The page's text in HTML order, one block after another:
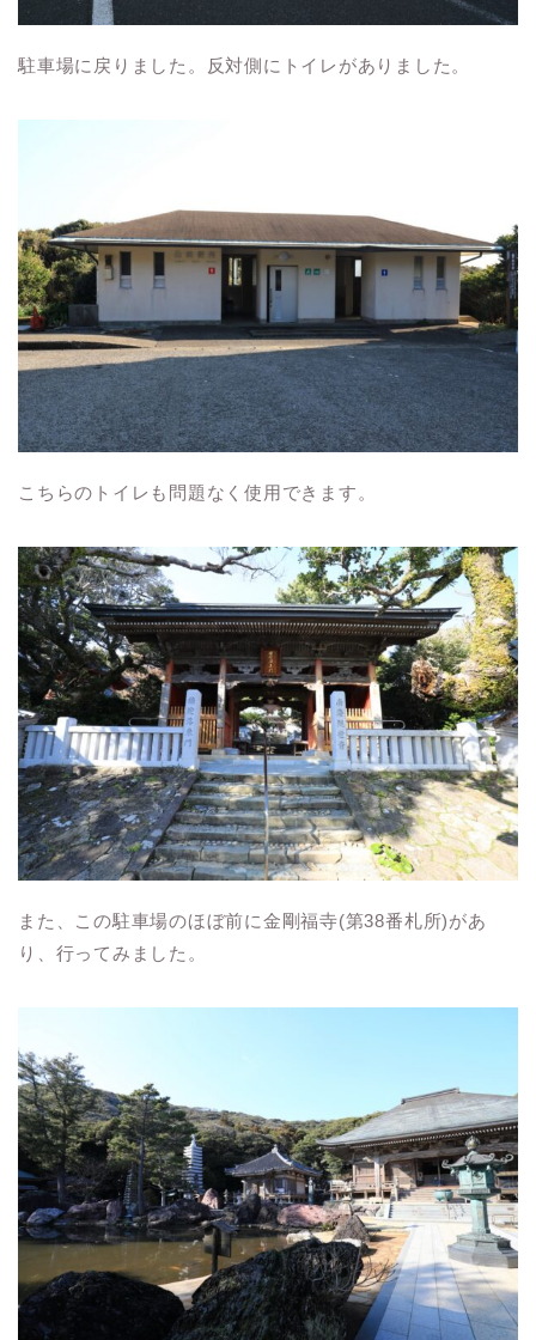
駐車場に戻りました。反対側にトイレがありました。
こちらのトイレも問題なく使用できます。
また、この駐車場のほぼ前に金剛福寺(第38番札所)があ
り、行ってみました。